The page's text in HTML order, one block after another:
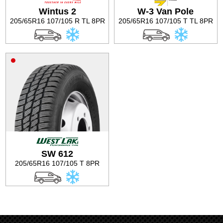
Баланс на автомобилните гуми
Wintus 2
205/65R16 107/105 R TL 8PR
W-3 Van Pole
205/65R16 107/105 T TL 8PR
SW 612
205/65R16 107/105 T 8PR